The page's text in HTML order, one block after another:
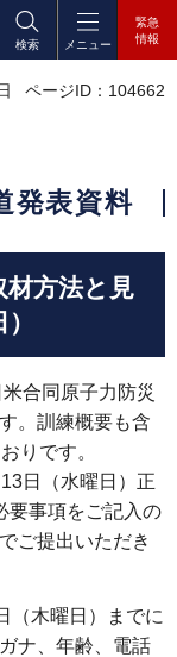
検索
メニュー
緊急
情報
ページID：104662
発表資料
材方法と見
合同原子力防災
。訓練概要も含
りです。
日（水曜日）正
要事項をご記入の
ご提出いただき
（木曜日）までに
ナ、年齢、電話